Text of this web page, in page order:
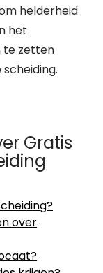
helderheid
het
te zetten
Gratis
over